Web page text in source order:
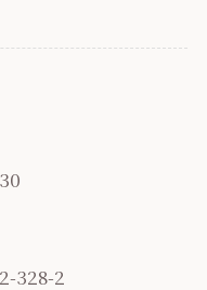
328-2